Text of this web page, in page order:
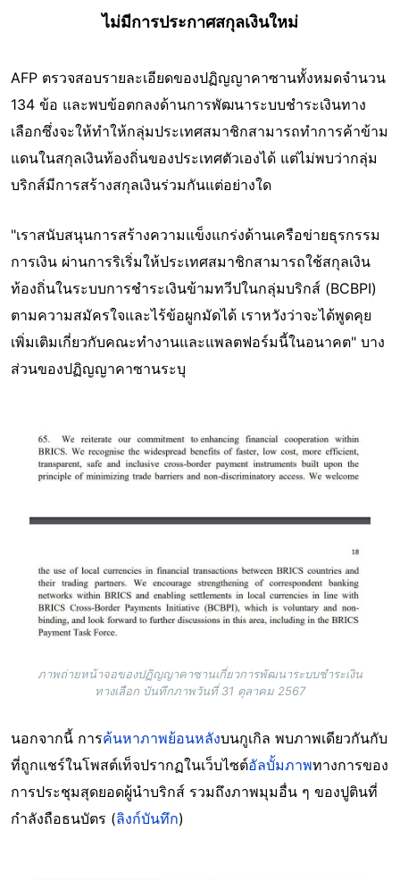
ไม่มีการประกาศสกุลเงินใหม่
AFP ตรวจสอบรายละเอียดของปฏิญญาคาซานทั้งหมดจำนวน
134 ข้อ และพบข้อตกลงด้านการพัฒนาระบบชำระเงินทาง
เลือกซึ่งจะให้ทำให้กลุ่มประเทศสมาชิกสามารถทำการค้าข้าม
แดนในสกุลเงินท้องถิ่นของประเทศตัวเองได้ แต่ไม่พบว่ากลุ่ม
บริกส์มีการสร้างสกุลเงินร่วมกันแต่อย่างใด
"เราสนับสนุนการสร้างความแข็งแกร่งด้านเครือข่ายธุรกรรม
การเงิน ผ่านการริเริ่มให้ประเทศสมาชิกสามารถใช้สกุลเงิน
ท้องถิ่นในระบบการชำระเงินข้ามทวีปในกลุ่มบริกส์ (BCBPI)
ตามความสมัครใจและไร้ข้อผูกมัดได้ เราหวังว่าจะได้พูดคุย
เพิ่มเติมเกี่ยวกับคณะทำงานและแพลตฟอร์มนี้ในอนาคต" บาง
ส่วนของปฏิญญาคาซานระบุ
Image
ภาพถ่ายหน้าจอของปฏิญญาคาซานเกี่ยวการพัฒนาระบบชำระเงิน
ทางเลือก บันทึกภาพวันที่ 31 ตุลาคม 2567
นอกจากนี้ การค้นหาภาพย้อนหลังบนกูเกิล พบภาพเดียวกันกับ
ที่ถูกแชร์ในโพสต์เท็จปรากฏในเว็บไซต์อัลบั้มภาพทางการของ
การประชุมสุดยอดผู้นำบริกส์ รวมถึงภาพมุมอื่น ๆ ของปูตินที่
กำลังถือธนบัตร (ลิงก์บันทึก)